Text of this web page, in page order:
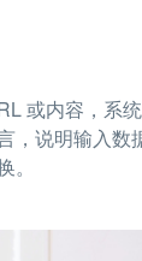
或内容，系
，说明输入数